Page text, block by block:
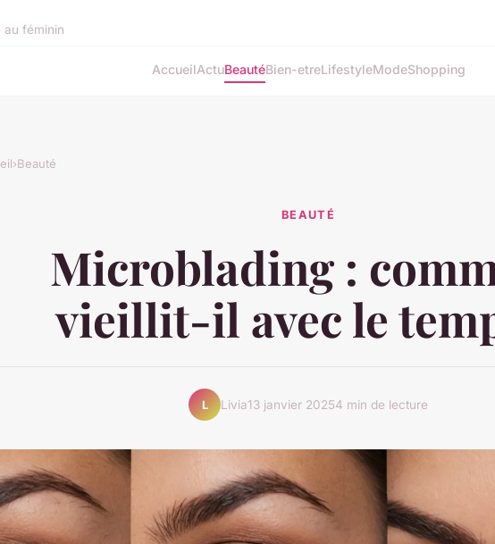
au féminin
AccueilActuBeautéBien-etreLifestyleModeShopping
›Beauté
BEAUTÉ
Microblading :
vieillit-il avec le
L Livia13 janvier 20254 min de lecture